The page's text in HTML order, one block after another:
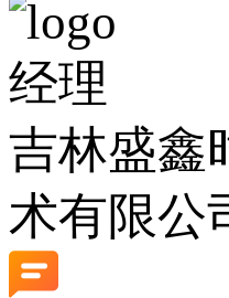
经理
吉林盛鑫
术有限公